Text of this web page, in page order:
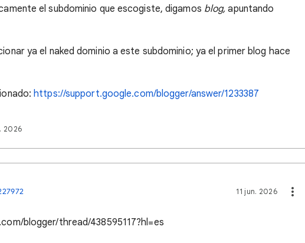
el subdominio que escogiste, digamos blog,apuntando
ya el naked dominio a este subdominio; ya el primer blog hace
https://support.google.com/blogger/answer/1233387
2026
11 jun. 2026
blogger/thread/438595117?hl=es